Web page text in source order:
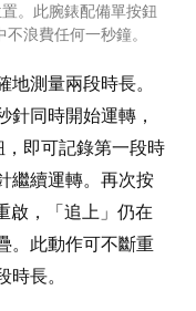
。此腕錶配備單按鈕
浪費任何一秒鐘。
測量兩段時長。
針同時開始運轉，
即可記錄第一段時
繼續運轉。再次按
啟，「追上」仍在
。此動作可不斷重
長。